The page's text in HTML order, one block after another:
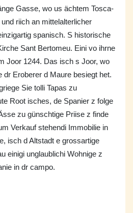
Gasse, wo us ächtem Tosca-
riich an mittelalterlicher
spanisch. S historische
Sant Bertomeu. Eini vo ihrne
Joor 1244. Das isch s Joor, wo
dr Eroberer d Maure besiegt het.
Sie tolli Tapas zu
Root isches, de Spanier z folge
zu günschtige Priise z finde
Verkauf stehendi Immobilie in
isch d Altstadt e grossartige
einigi unglaublichi Wohnige z
in dr campo.